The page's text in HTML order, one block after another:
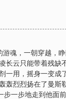
魂，一朝穿越，
长云只能带着残缺
一用，摇身一变成
轰烈烈扬在了曼
一步地走到他面